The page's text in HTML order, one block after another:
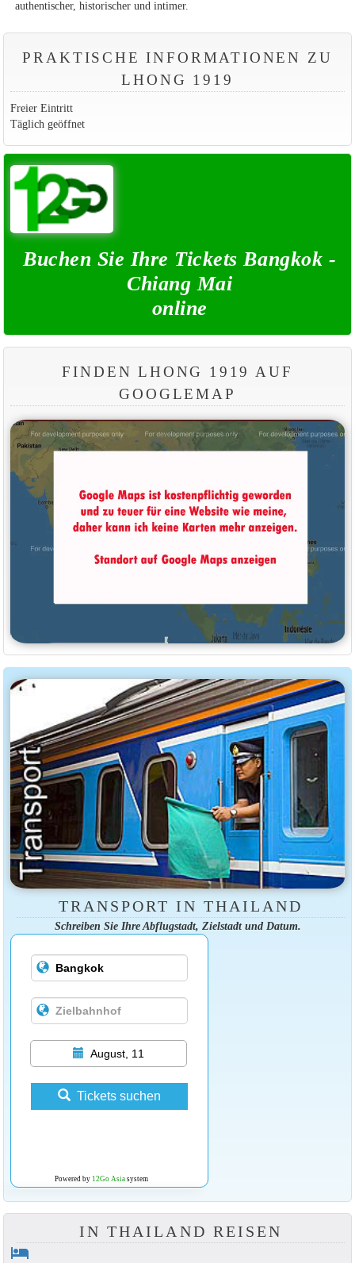
authentischer, historischer und intimer.
PRAKTISCHE INFORMATIONEN ZU
LHONG 1919
Freier Eintritt
Täglich geöffnet
Buchen Sie Ihre Tickets Bangkok -
Chiang Mai
online
FINDEN LHONG 1919 AUF
GOOGLEMAP
TRANSPORT IN THAILAND
Schreiben Sie Ihre Abflugstadt, Zielstadt und Datum.
August, 11
Tickets suchen
Powered by 12Go Asiasystem
IN THAILAND REISEN
hotel